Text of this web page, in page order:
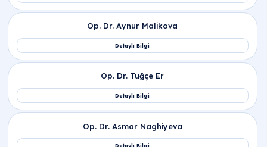
Eczanelerde satılan ovülasyon testi ne kadar
ve erişimi kolay mıdır?
Yumurtlama döneminde vücutta beliren
fizyolojik belirtiler nelerdir?
Düzensiz yumurtlama, gebelik takibi ve üreme
sağlığı için nereye başvurulmalıdır?